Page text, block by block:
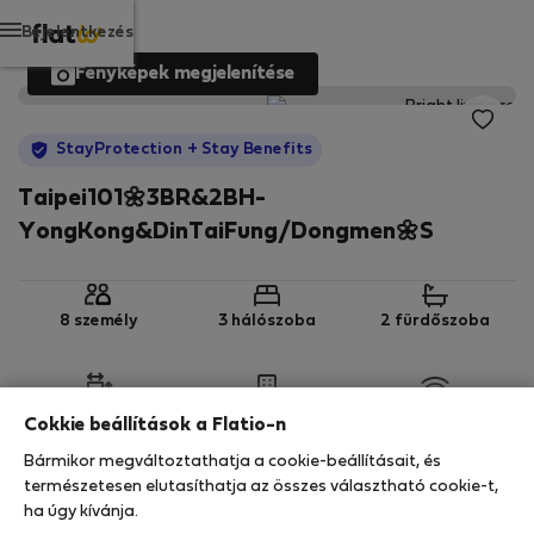
Bejelentkezés
Fényképek megjelenítése
StayProtection + Stay Benefits
Taipei101🌼3BR&2BH-
YongKong&DinTaiFung/Dongmen🌼S
8 személy 3 hálószoba 2 fürdőszoba
StayProtection Stay Benefits
Az Ön tartózkodását ebben az ingatlanban a
Cokkie beállítások a Flatio-n
Bármikor megváltoztathatja a cookie-beállításait, és
természetesen elutasíthatja az összes választható cookie-t,
ha úgy kívánja.